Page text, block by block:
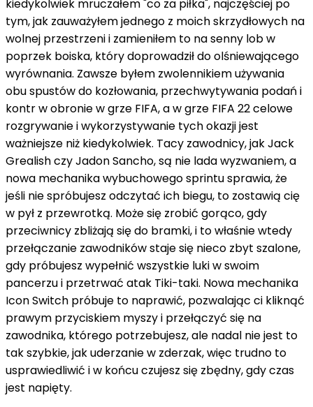
kiedykolwiek mruczałem "co za piłka", najczęściej po
tym, jak zauważyłem jednego z moich skrzydłowych na
wolnej przestrzeni i zamieniłem to na senny lob w
poprzek boiska, który doprowadził do olśniewającego
wyrównania. Zawsze byłem zwolennikiem używania
obu spustów do kozłowania, przechwytywania podań i
kontr w obronie w grze FIFA, a w grze FIFA 22 celowe
rozgrywanie i wykorzystywanie tych okazji jest
ważniejsze niż kiedykolwiek. Tacy zawodnicy, jak Jack
Grealish czy Jadon Sancho, są nie lada wyzwaniem, a
nowa mechanika wybuchowego sprintu sprawia, że
jeśli nie spróbujesz odczytać ich biegu, to zostawią cię
w pył z przewrotką. Może się zrobić gorąco, gdy
przeciwnicy zbliżają się do bramki, i to właśnie wtedy
przełączanie zawodników staje się nieco zbyt szalone,
gdy próbujesz wypełnić wszystkie luki w swoim
pancerzu i przetrwać atak Tiki-taki. Nowa mechanika
Icon Switch próbuje to naprawić, pozwalając ci kliknąć
prawym przyciskiem myszy i przełączyć się na
zawodnika, którego potrzebujesz, ale nadal nie jest to
tak szybkie, jak uderzanie w zderzak, więc trudno to
usprawiedliwić i w końcu czujesz się zbędny, gdy czas
jest napięty.